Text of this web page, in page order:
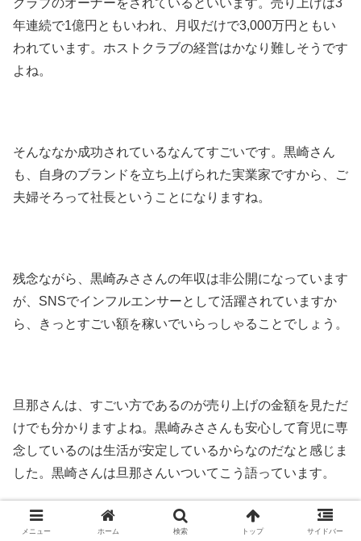
クラブのオーナーをされているといいます。売り上げは3
年連続で1億円ともいわれ、月収だけで3,000万円ともい
われています。ホストクラブの経営はかなり難しそうです
よね。
そんななか成功されているなんてすごいです。黒崎さん
も、自身のブランドを立ち上げられた実業家ですから、ご
夫婦そろって社長ということになりますね。
残念ながら、黒崎みささんの年収は非公開になっています
が、SNSでインフルエンサーとして活躍されていますか
ら、きっとすごい額を稼いでいらっしゃることでしょう。
旦那さんは、すごい方であるのが売り上げの金額を見ただ
けでも分かりますよね。黒崎みささんも安心して育児に専
念しているのは生活が安定しているからなのだなと感じま
した。黒崎さんは旦那さんいついてこう語っています。
メニュー ホーム 検索 トップ サイドバー